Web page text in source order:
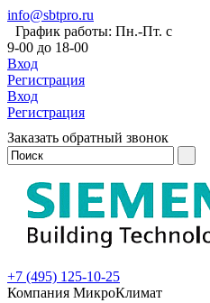
info@sbtpro.ru
График работы: Пн.-Пт. с
9-00 до 18-00
Вход
Регистрация
Вход
Регистрация
Заказать обратный звонок
+7 (495) 125-10-25
Компания МикроКлимат